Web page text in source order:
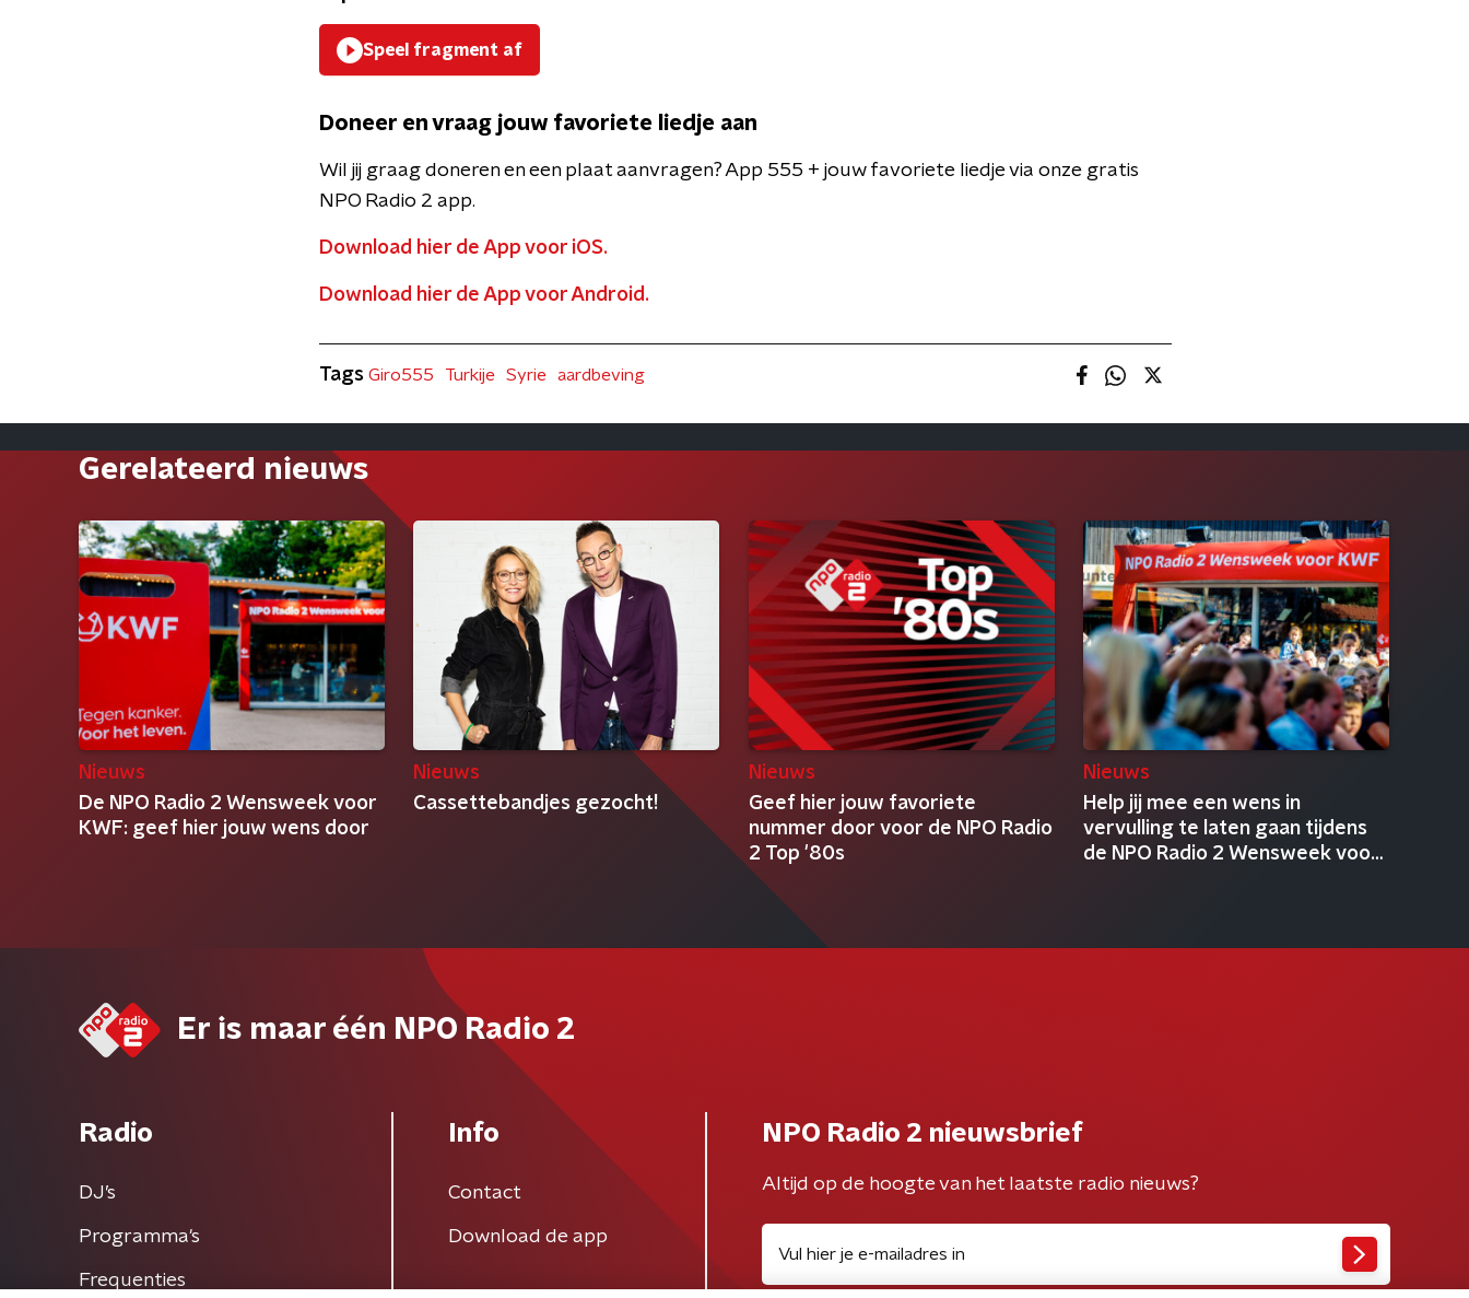
Speel fragment af
Doneer en vraag jouw favoriete liedje aan
Wil jij graag doneren en een plaat aanvragen? App 555 + jouw favoriete liedje via onze gratis
NPO Radio 2 app.
Download hier de App voor iOS.
Download hier de App voor Android.
Tags Giro555 Turkije Syrie aardbeving
Gerelateerd nieuws
Nieuws
De NPO Radio 2 Wensweek voor
KWF: geef hier jouw wens door
Nieuws
Cassettebandjes gezocht!
Nieuws
Geef hier jouw favoriete
nummer door voor de NPO Radio
2 Top '80s
Nieuws
Help jij mee een wens in
vervulling te laten gaan tijdens
de NPO Radio 2 Wensweek voor
Er is maar één NPO Radio 2
Radio
DJ’s
Programma's
Frequenties
Info
Contact
Download de app
NPO Radio 2 nieuwsbrief
Altijd op de hoogte van het laatste radio nieuws?